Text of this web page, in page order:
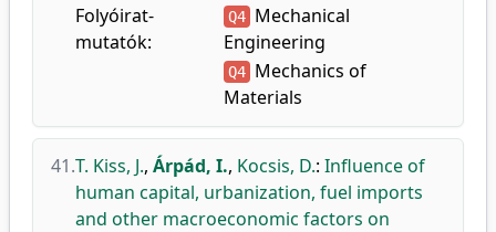
Folyóirat-
mutatók:
Q4 Mechanical
Engineering
Q4 Mechanics of
Materials
41.T. Kiss, J., Árpád, I., Kocsis, D.: Influence of
human capital, urbanization, fuel imports
and other macroeconomic factors on